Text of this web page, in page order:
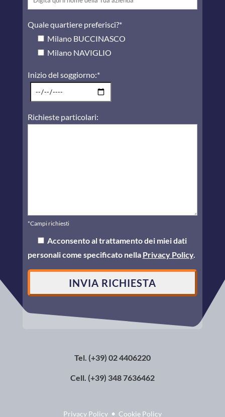
Quale quartiere preferisci?*
Milano BUCCINASCO
Milano NAVIGLIO
Inizio del soggiorno:*
Richieste particolari:
*Campi richiesti
Acconsento al trattamento dei miei dati
personali come specificato nella Privacy Policy.
Tel. (+39) 02 4406220
Cell. (+39) 348 7636462
Privacy Policy• Cookie Policy